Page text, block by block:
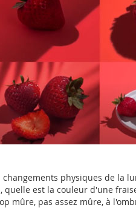
physiques de la
est la couleur d'une
mûre, pas assez mûre, à